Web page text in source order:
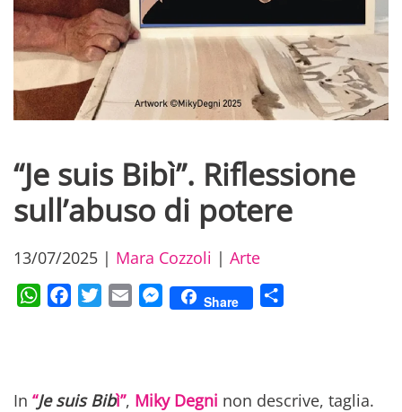
“Je suis Bibì”. Riflessione
sull’abuso di potere
13/07/2025 | Mara Cozzoli | Arte
WhatsAppFacebookTwitterEmail Messenger
Share
In “Je suis Bibì”, Miky Degni non descrive, taglia.